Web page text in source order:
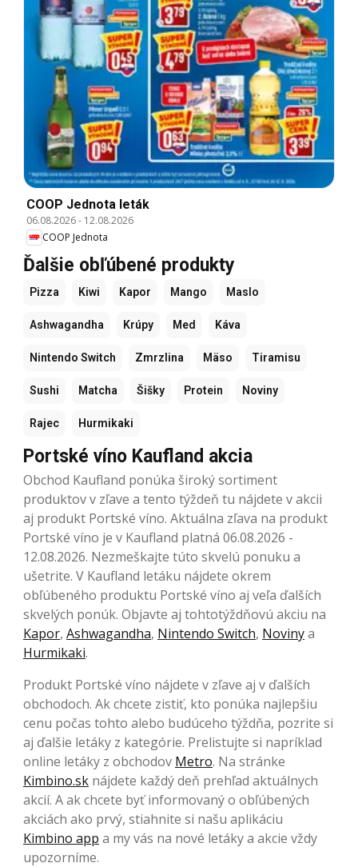
COOP Jednota leták
06.08.2026- 12.08.2026
COOP Jednota
Ďalšie obľúbené produkty
Pizza Kiwi Kapor Mango Maslo
Ashwagandha Krúpy Med Káva
Nintendo Switch Zmrzlina Mäso Tiramisu
Sushi Matcha Šišky Protein Noviny
Rajec Hurmikaki
Portské víno Kaufland akcia
Obchod Kaufland ponúka široký sortiment
produktov v zľave a tento týždeň tu nájdete v akcii
aj produkt Portské víno. Aktuálna zľava na produkt
Portské víno je v Kaufland platná 06.08.2026 -
12.08.2026. Nezmeškajte túto skvelú ponuku a
ušetrite. V Kaufland letáku nájdete okrem
obľúbeného produktu Portské víno aj veľa ďalších
skvelých ponúk. Objavte aj tohtotýždňovú akciu na
Kapor, Ashwagandha, Nintendo Switch, Novinya
Hurmikaki.
Produkt Portské víno nájdete v zľave aj v ďalších
obchodoch. Ak chcete zistiť, kto ponúka najlepšiu
cenu počas tohto alebo budúceho týždňa, pozrite si
aj ďalšie letáky z kategórie. Prelistujte si napríklad
online letáky z obchodov Metro. Na stránke
Kimbino.sk nájdete každý deň prehľad aktuálnych
akcií. A ak chcete byť informovaný o obľúbených
akciách ako prvý, stiahnite si našu aplikáciu
Kimbino app a my vás na nové letáky a akcie vždy
upozorníme.